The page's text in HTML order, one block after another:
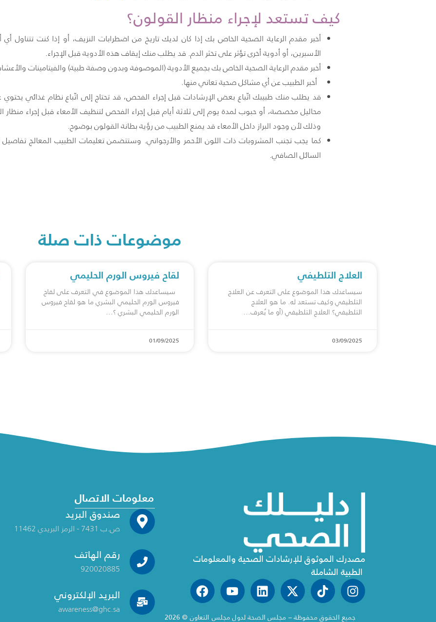
كيف تستعد لإجراء منظار القولون؟
أخبر مقدم الرعاية الصحية الخاص بك إذا كان لديك تاريخ من اضطرابات النزيف، أو إذا كنت تتناول
الأسبرين، أو أدوية أخرى تؤثر على تخثر الدم. قد يطلب منك إيقاف هذه الأدوية قبل الإجراء.
أخبر مقدم الرعاية الصحية الخاص بك بجميع الأدوية (الموصوفة وبدون وصفة طبية) والفيتامينات
أخبر الطبيب عن أي مشاكل صحية تعاني منها.
قد يطلب منك طبيبك اتّباع بعض الإرشادات قبل إجراء الفحص، قد تحتاج إلى اتّباع نظام غذائي
محاليل مخصصة، أو حبوب لمدة يوم إلى ثلاثة أيام قبل إجراء الفحص لتنظيف الأمعاء قبل إجراء منظار
وذلك لأن وجود البراز داخل الأمعاء قد يمنع الطبيب من رؤية بطانة القولون بوضوح.
كما يجب تجنب المشروبات ذات اللون الأحمر والأرجواني. وستتضمن تعليمات الطبيب المعالج
السائل الصافي.
موضوعات ذات صلة
العلاج التلطيفي
سيساعدك هذا الموضوع على التعرف عن العلاج
التلطيفي وكيف تستعد له. ما هو العلاج
التلطيفي؟ العلاج التلطيفي (أو ما يُعرف
03/09/2025
لقاح فيروس الورم الحليمي
سيساعدك هذا الموضوع في التعرف على لقاح
فيروس الورم الحليمي البشري ما هو ⁠لقاح فيروس
الورم الحليمي البشري ؟
01/09/2025
معلومات الاتصال
صندوق البريد
ص.ب 7431 - الرمز البريدي 11462
رقم الهاتف
920020885
البريد الإلكتروني
awareness@ghc.sa
مصدرك الموثوق للإرشادات الصحية والمعلومات
جميع الحقوق محفوظة – مجلس الصحة لدول مجلس التعاون © 2026